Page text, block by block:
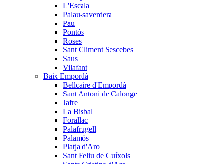
L'Escala
Palau-saverdera
Pau
Pontós
Roses
Sant Climent Sescebes
Saus
Vilafant
Baix Empordà
Bellcaire d'Empordà
Sant Antoni de Calonge
Jafre
La Bisbal
Forallac
Palafrugell
Palamós
Platja d'Aro
Sant Feliu de Guíxols